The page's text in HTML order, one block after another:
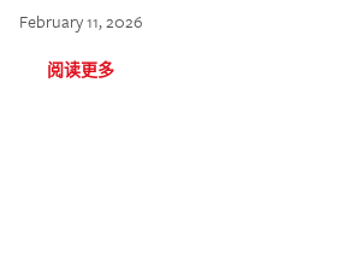
February 11, 2026
阅读更多